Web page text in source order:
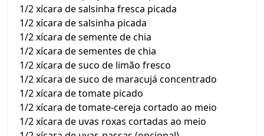
1/2 xícara de salsinha fresca picada
1/2 xícara de salsinha picada
1/2 xícara de semente de chia
1/2 xícara de sementes de chia
1/2 xícara de suco de limão fresco
1/2 xícara de suco de maracujá concentrado
1/2 xícara de tomate picado
1/2 xícara de tomate-cereja cortado ao meio
1/2 xícara de uvas roxas cortadas ao meio